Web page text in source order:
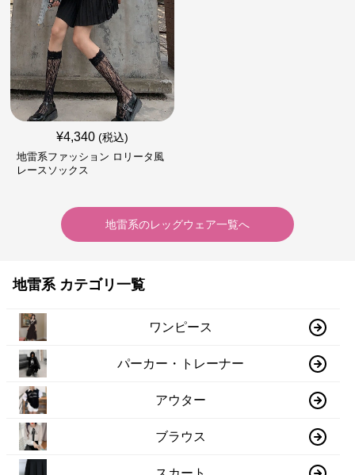
¥4,340 (税込)
地雷系ファッション ロリータ風
レースソックス
地雷系のレッグウェア一覧へ
地雷系 カテゴリ一覧
ワンピース
パーカー・トレーナー
アウター
ブラウス